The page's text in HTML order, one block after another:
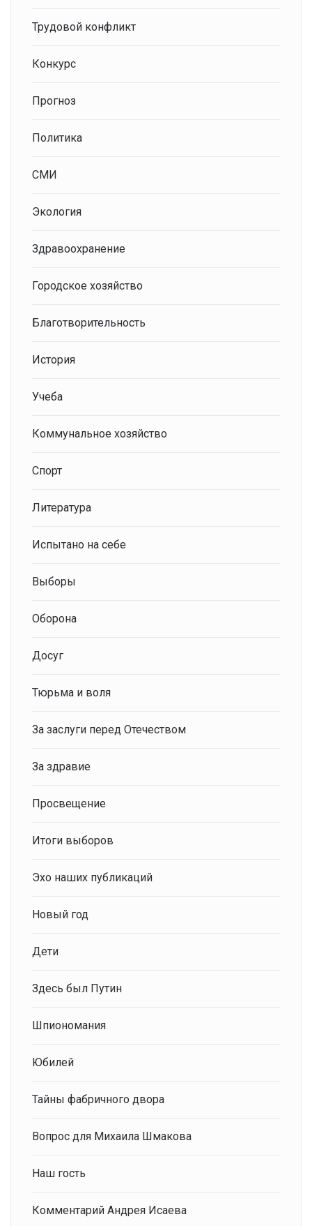
Трудовой конфликт
Конкурс
Прогноз
Политика
СМИ
Экология
Здравоохранение
Городское хозяйство
Благотворительность
История
Учеба
Коммунальное хозяйство
Спорт
Литература
Испытано на себе
Выборы
Оборона
Досуг
Тюрьма и воля
За заслуги перед Отечеством
За здравие
Просвещение
Итоги выборов
Эхо наших публикаций
Новый год
Дети
Здесь был Путин
Шпиономания
Юбилей
Тайны фабричного двора
Вопрос для Михаила Шмакова
Наш гость
Комментарий Андрея Исаева